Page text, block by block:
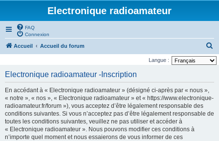
Electronique radioamateur
FAQ
Connexion
Accueil Accueil du forum
e
Langue :
Electronique radioamateur -Inscription
En accédant à « Electronique radioamateur » (désigné ci-après par « nous »,
« notre », « nos », « Electronique radioamateur » et « https://www.electronique-
radioamateur.fr/forum »), vous acceptez d’être légalement responsable des
conditions suivantes. Si vous n’acceptez pas d’être légalement responsable de
toutes les conditions suivantes, veuillez ne pas utiliser et accéder à
« Electronique radioamateur ». Nous pouvons modifier ces conditions à
n’importe quel moment et nous essaierons de vous informer de ces